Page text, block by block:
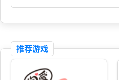
推荐游戏